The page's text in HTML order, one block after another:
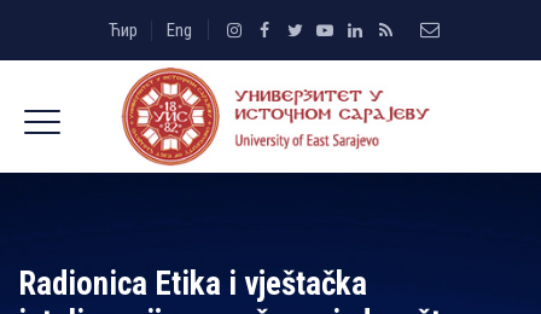
Ћир Eng
Radionica Etika i vještačka